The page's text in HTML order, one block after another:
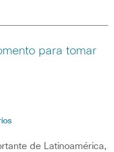
para tomar
de Latinoamérica,